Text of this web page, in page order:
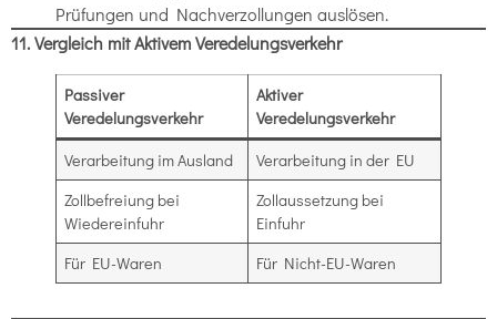
Prüfungen und Nachverzollungen auslösen.
11. Vergleich mit Aktivem Veredelungsverkehr
Passiver
Veredelungsverkehr
Aktiver
Veredelungsverkehr
Verarbeitung im Ausland
Verarbeitung in der EU
Zollbefreiung bei
Wiedereinfuhr
Zollaussetzung bei
Einfuhr
Für EU-Waren
Für Nicht-EU-Waren